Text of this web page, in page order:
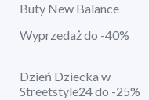
Buty New Balance
Wyprzedaż do -40%
Dzień Dziecka w
Streetstyle24 do -25%